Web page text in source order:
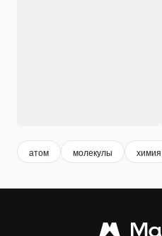
атом молекулы химия